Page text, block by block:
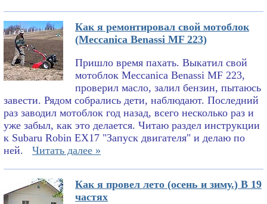
Как я ремонтировал свой мотоблок
(Meccanica Benassi MF 223)
Пришло время пахать. Выкатил свой
мотоблок Meccanica Benassi MF 223,
проверил масло, залил бензин, пытаюсь
завести. Рядом собрались дети, наблюдают. Последний
раз заводил мотоблок год назад, всего несколько раз и
уже забыл, как это делается. Читаю раздел инструкции
к Subaru Robin EX17 "Запуск двигателя" и делаю по
ней.
Читать далее »
Как я провел лето (осень и зиму.) В 19
частях